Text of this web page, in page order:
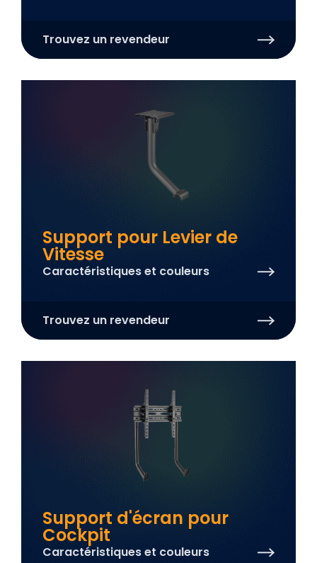
Trouvez un revendeur
Support pour Levier de
Vitesse
Caractéristiques et couleurs
Trouvez un revendeur
Support d'écran pour
Cockpit
Caractéristiques et couleurs